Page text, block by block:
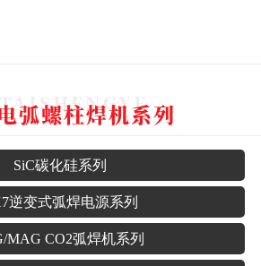
弧螺柱焊机系列
SiC碳化硅系列
逆变式弧焊电源系列
MAG CO2弧焊机系列